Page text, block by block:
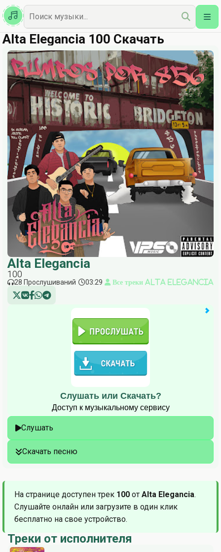
Казахская
Наш Топ
Alta Elegancia 100 Скачать
Alta Elegancia
100
28 Прослушиваний 03:29 Все треки Alta Elegancia
Слушать или Скачать?
Доступ к музыкальному сервису
Слушать
Скачать песню
На странице доступен трек 100 от Alta Elegancia.
Слушайте онлайн или загрузите в один клик
бесплатно на свое устройство.
Треки от исполнителя